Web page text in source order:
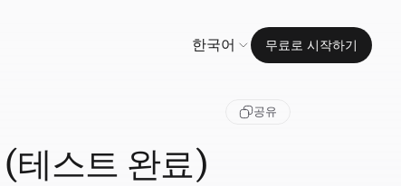
한국어 무료로 시작하기
공유
테스트 완료)